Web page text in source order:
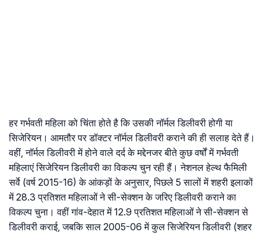
हर गर्भवती महिला को चिंता होते है कि उसकी नॉर्मल डिलीवरी होगी या
सिजेरियन। आमतौर पर डॉक्टर नॉर्मल डिलीवरी कराने की ही सलाह देते हैं।
वहीं, नॉर्मल डिलीवरी में होने वाले दर्द के मद्देनजर बीते कुछ वर्षों में गर्भवती
महिलाएं सिजेरियन डिलीवरी का विकल्प चुन रही हैं। नेशनल हेल्थ फैमिली
सर्वे (वर्ष 2015-16) के आंकड़ों के अनुसार, पिछले 5 सालों में शहरी इलाकों
में 28.3 प्रतिशत महिलाओं ने सी-सेक्शन के जरिए डिलीवरी कराने का
विकल्प चुना। वहीं गांव-देहात में 12.9 प्रतिशत महिलाओं ने सी-सेक्शन से
डिलीवरी कराई, जबकि साल 2005-06 में कुल सिजेरियन डिलीवरी (शहर